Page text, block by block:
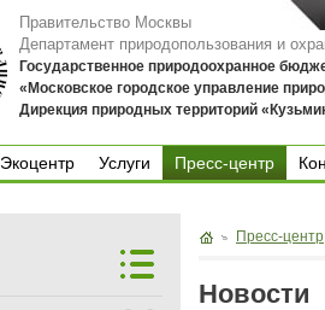
Правительство Москвы
Департамент природопользования и
Государственное природоохранное
«Московское городское управление
Дирекция природных территорий
Экоцентр
Услуги
Пресс-центр
Пресс-центр
Новости